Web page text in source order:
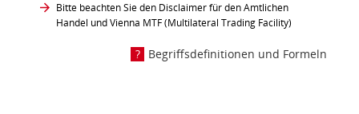
Bitte beachten Sie den Disclaimer für den Amtlichen
Handel und Vienna MTF (Multilateral Trading Facility)
Begriffsdefinitionen und Formeln